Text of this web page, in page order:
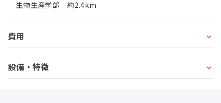
生物生産学部 約2.4km
費用
設備・特徴